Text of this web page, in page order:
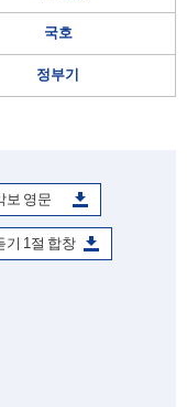
국호
정부기
보 영문
기 1절 합창